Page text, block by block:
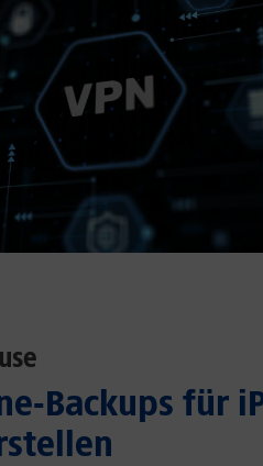
Backups für